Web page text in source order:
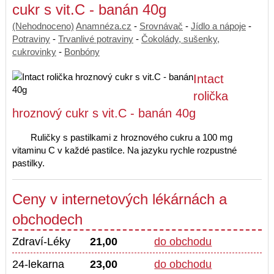
cukr s vit.C - banán 40g
(Nehodnoceno) Anamnéza.cz - Srovnávač - Jídlo a nápoje -
Potraviny - Trvanlivé potraviny - Čokolády, sušenky,
cukrovinky - Bonbóny
Intact
rolička
hroznový cukr s vit.C - banán 40g
Ruličky s pastilkami z hroznového cukru a 100 mg
vitaminu C v každé pastilce. Na jazyku rychle rozpustné
pastilky.
Ceny v internetových lékárnách a
obchodech
Zdraví-Léky 21,00
do obchodu
24-lekarna
23,00 do obchodu